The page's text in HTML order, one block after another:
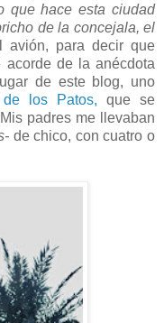
que hace esta ciudad
de la concejala, el
para decir que
acorde de la anécdota
de este blog, uno
de los Patos, que se
padres me llevaban
de chico, con cuatro o